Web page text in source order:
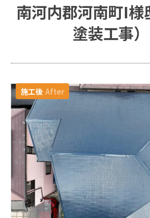
南河内郡河南町I様
塗装工事）
施工後 After